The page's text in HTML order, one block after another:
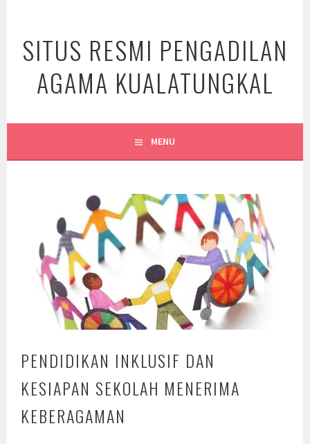
content
SITUS RESMI PENGADILAN
AGAMA KUALATUNGKAL
MENU
PENDIDIKAN INKLUSIF DAN
KESIAPAN SEKOLAH MENERIMA
KEBERAGAMAN